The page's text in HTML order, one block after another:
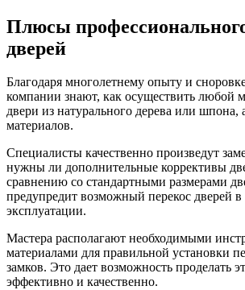
Плюсы
дверей
Благодаря многолетнему опыту и
компании знают, как осуществить любой
двери из натурального дерева или шпона,
материалов.
Специалисты качественно произведут
нужны ли дополнительные коррективы
сравнению со стандартными размерами
предупредит возможный перекос дверей
эксплуатации.
Мастера располагают необходимыми
материалами для правильной установки
замков. Это дает возможность проделать
эффективно и качественно.